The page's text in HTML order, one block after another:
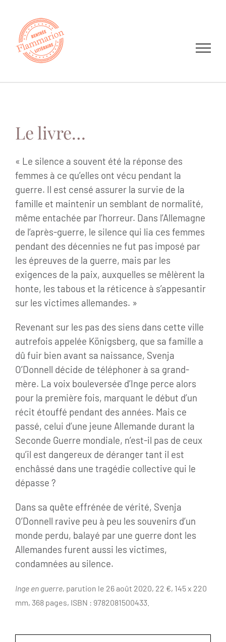
contenu
Le livre…
« Le silence a souvent été la réponse des
femmes à ce qu’elles ont vécu pendant la
guerre. Il est censé assurer la survie de la
famille et maintenir un semblant de normalité,
même entachée par l’horreur. Dans l’Allemagne
de l’après-guerre, le silence qui lia ces femmes
pendant des décennies ne fut pas imposé par
les épreuves de la guerre, mais par les
exigences de la paix, auxquelles se mêlèrent la
honte, les tabous et la réticence à s’appesantir
sur les victimes allemandes. »
Revenant sur les pas des siens dans cette ville
autrefois appelée Königsberg, que sa famille a
dû fuir bien avant sa naissance, Svenja
O’Donnell décide de téléphoner à sa grand-
mère. La voix bouleversée d’Inge perce alors
pour la première fois, marquant le début d’un
récit étouffé pendant des années. Mais ce
passé, celui d’une jeune Allemande durant la
Seconde Guerre mondiale, n’est-il pas de ceux
qu’il est dangereux de déranger tant il est
enchâssé dans une tragédie collective qui le
dépasse ?
Dans sa quête effrénée de vérité, Svenja
O’Donnell ravive peu à peu les souvenirs d’un
monde perdu, balayé par une guerre dont les
Allemandes furent aussi les victimes,
condamnées au silence.
Inge en guerre, parution le 26 août 2020, 22 €, 145 x 220
mm, 368 pages, ISBN : 9782081500433.